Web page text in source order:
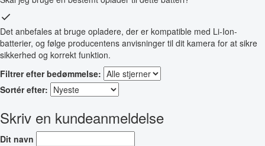
Det anbefales at bruge opladere, der er kompatible med Li-Ion-
batterier, og følge producentens anvisninger til dit kamera for at sikre
sikkerhed og korrekt funktion.
Filtrer efter bedømmelse:
Sortér efter:
Skriv en kundeanmeldelse
Dit navn